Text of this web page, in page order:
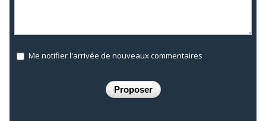
Me notifier l'arrivée de nouveaux commentaires